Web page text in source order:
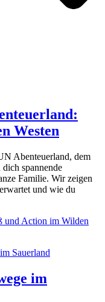
Westen
Abenteuerland, dem
spannende
Familie. Wir zeigen
und wie du
und Action im Wilden
im